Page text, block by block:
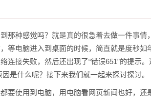
那种感觉吗？就是真的很急着去做一件事情
等电脑进入到桌面的时候，简直就是度秒
连接失败，然后还出现了“错误651”的提示
是什么呢？接下来我们就一起来探讨探讨。
要使用到电脑，用电脑看网页新闻也好，